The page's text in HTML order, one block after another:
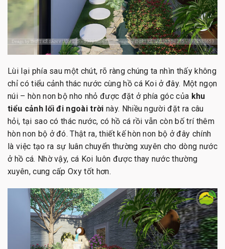
Lùi lại phía sau một chút, rõ ràng chúng ta nhìn thấy không
chỉ có tiểu cảnh thác nước cùng hồ cá Koi ở đây. Một ngọn
núi – hòn non bộ nho nhỏ được đặt ở phía góc của khu
tiểu cảnh lối đi ngoài trời này. Nhiều người đặt ra câu
hỏi, tại sao có thác nước, có hồ cá rồi vẫn còn bố trí thêm
hòn non bộ ở đó. Thật ra, thiết kế hòn non bộ ở đây chính
là việc tạo ra sự luân chuyển thường xuyên cho dòng nước
ở hồ cá. Nhờ vậy, cá Koi luôn được thay nước thường
xuyên, cung cấp Oxy tốt hơn.